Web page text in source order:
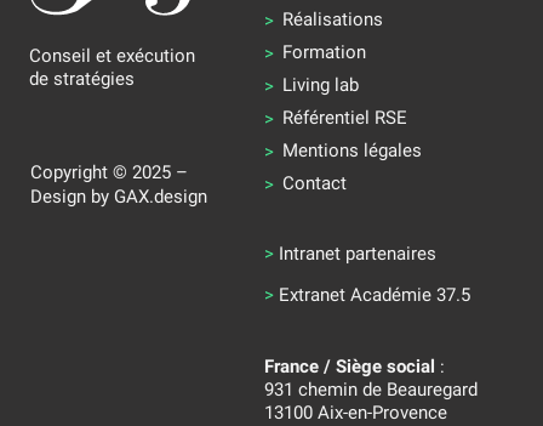
Conseil et exécution
de stratégies
Copyright © 2025 –
Design by GAX.design
Réalisations
Formation
Living lab
Référentiel RSE
Mentions légales
Contact
> Intranet partenaires
> Extranet Académie 37.5
France / Siège social :
931 chemin de Beauregard
13100 Aix-en-Provence